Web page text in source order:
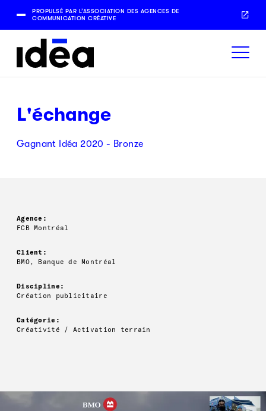
PROPULSÉ PAR L’ASSOCIATION DES AGENCES DE
COMMUNICATION CRÉATIVE
L'échange
Gagnant Idéa 2020 - Bronze
Agence:
FCB Montréal
Client:
BMO, Banque de Montréal
Discipline:
Création publicitaire
Catégorie:
Créativité / Activation terrain